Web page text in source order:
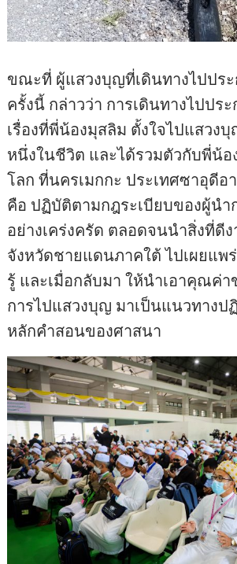
ขณะที่ ผู้แสวงบุญที่เดินทางไปปร
ครั้งนี้ กล่าวว่า การเดินทางไปปร
เรื่องที่พี่น้องมุสลิม ตั้งใจไปแสวง
หนึ่งในชีวิต และได้รวมตัวกับพี่น้อ
โลก ที่นครเมกกะ ประเทศซาอุดีอ
คือ ปฏิบัติตามกฎระเบียบของผู้นำ
อย่างเคร่งครัด ตลอดจนนำสิ่งที่ดี
จังหวัดชายแดนภาคใต้ ไปเผยแพ
รู้ และเมื่อกลับมา ให้นำเอาคุณค่
การไปแสวงบุญ มาเป็นแนวทางป
หลักคำสอนของศาสนา